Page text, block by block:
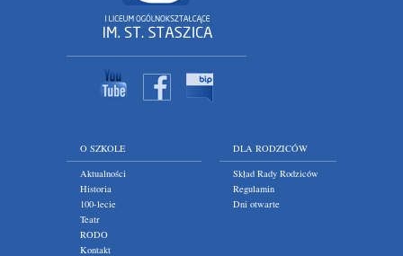
O SZKOLE
Aktualności
Historia
100-lecie
Teatr
RODO
Kontakt
DLA RODZICÓW
Skład Rady Rodziców
Regulamin
Dni otwarte